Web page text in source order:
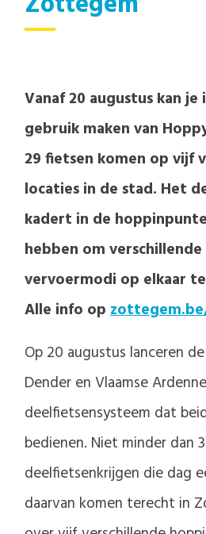
Vanaf 20 augustus kan
gebruik maken van
29 fietsen komen op vijf
locaties in de stad. Het
kadert in de
hebben om
vervoermodi op elkaar
Alle info op
Op 20 augustus lanceren
Dender en Vlaamse
deelfietsensysteem dat
bedienen. Niet minder dan
deelfietsenkrijgen die dag
daarvan komen terecht in